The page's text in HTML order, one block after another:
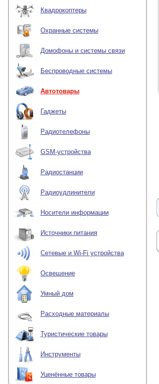
Квадрокоптеры
Охранные системы
Домофоны и системы связи
Беспроводные системы
Автотовары
Гаджеты
Радиотелефоны
GSM-устройства
Радиостанции
Радиоудлинители
Носители информации
Источники питания
Сетевые и Wi-Fi устройства
Освещение
Умный дом
Расходные материалы
Туристические товары
Инструменты
Уценённые товары